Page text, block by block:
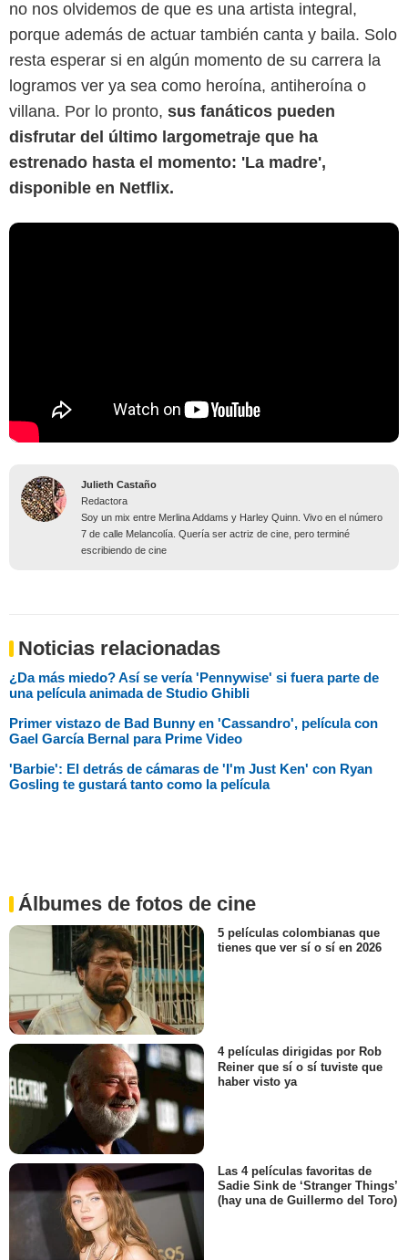
no nos olvidemos de que es una artista integral,
porque además de actuar también canta y baila. Solo
resta esperar si en algún momento de su carrera la
logramos ver ya sea como heroína, antiheroína o
villana. Por lo pronto, sus fanáticos pueden
disfrutar del último largometraje que ha
estrenado hasta el momento: 'La madre',
disponible en Netflix.
Julieth Castaño
Redactora
Soy un mix entre Merlina Addams y Harley Quinn. Vivo en el número
7 de calle Melancolía. Quería ser actriz de cine, pero terminé
escribiendo de cine
Noticias relacionadas
¿Da más miedo? Así se vería 'Pennywise' si fuera parte de
una película animada de Studio Ghibli
Primer vistazo de Bad Bunny en 'Cassandro', película con
Gael García Bernal para Prime Video
'Barbie': El detrás de cámaras de 'I'm Just Ken' con Ryan
Gosling te gustará tanto como la película
Álbumes de fotos de cine
5 películas colombianas que
tienes que ver sí o sí en 2026
4 películas dirigidas por Rob
Reiner que sí o sí tuviste que
haber visto ya
Las 4 películas favoritas de
Sadie Sink de ‘Stranger Things’
(hay una de Guillermo del Toro)